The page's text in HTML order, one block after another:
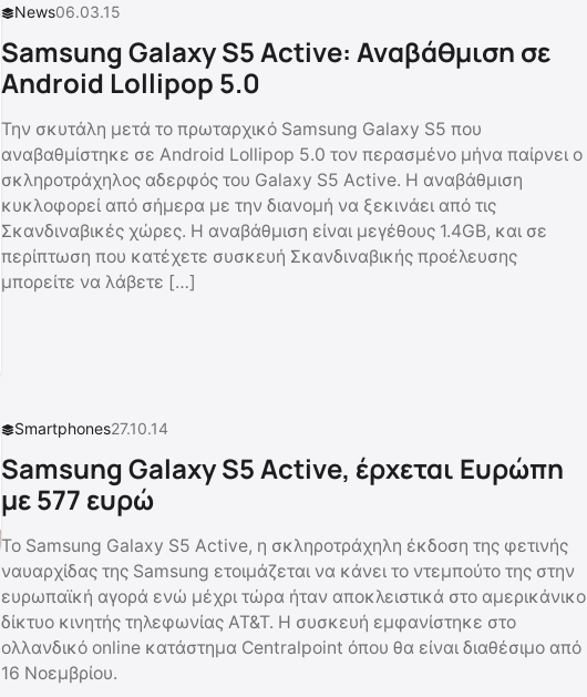
News06.03.15
Samsung Galaxy S5 Active: Αναβάθμιση σε
Android Lollipop 5.0
Την σκυτάλη μετά το πρωταρχικό Samsung Galaxy S5 που
αναβαθμίστηκε σε Android Lollipop 5.0 τον περασμένο μήνα παίρνει ο
σκληροτράχηλος αδερφός του Galaxy S5 Active. Η αναβάθμιση
κυκλοφορεί από σήμερα με την διανομή να ξεκινάει από τις
Σκανδιναβικές χώρες. H αναβάθμιση είναι μεγέθους 1.4GB, και σε
περίπτωση που κατέχετε συσκευή Σκανδιναβικής προέλευσης
μπορείτε να λάβετε […]
Smartphones27.10.14
Samsung Galaxy S5 Active, έρχεται Ευρώπη
με 577 ευρώ
Το Samsung Galaxy S5 Active, η σκληροτράχηλη έκδοση της φετινής
ναυαρχίδας της Samsung ετοιμάζεται να κάνει το ντεμπούτο της στην
ευρωπαϊκή αγορά ενώ μέχρι τώρα ήταν αποκλειστικά στο αμερικάνικο
δίκτυο κινητής τηλεφωνίας AT&T. Η συσκευή εμφανίστηκε στο
ολλανδικό online κατάστημα Centralpoint όπου θα είναι διαθέσιμο από
16 Νοεμβρίου.